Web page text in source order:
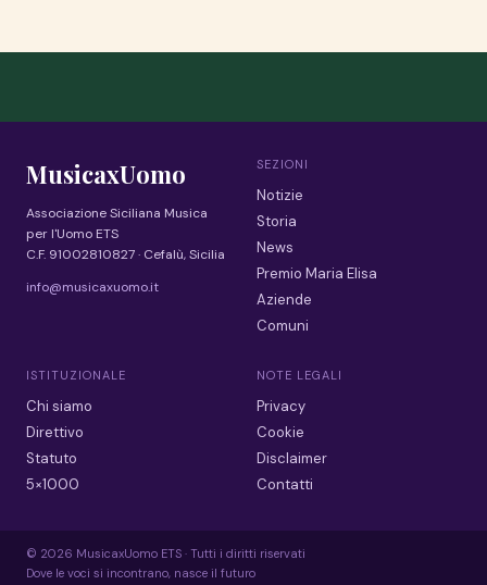
MusicaxUomo
Associazione Siciliana Musica
per l'Uomo ETS
C.F. 91002810827 · Cefalù, Sicilia
info@musicaxuomo.it
SEZIONI
Notizie
Storia
News
Premio Maria Elisa
Aziende
Comuni
ISTITUZIONALE
Chi siamo
Direttivo
Statuto
5×1000
NOTE LEGALI
Privacy
Cookie
Disclaimer
Contatti
© 2026 MusicaxUomo ETS · Tutti i diritti riservati
Dove le voci si incontrano, nasce il futuro